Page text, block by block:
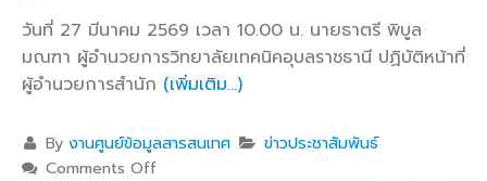
วันที่ 27 มีนาคม 2569 เวลา 10.00 น. นายธาตรี พิบูล
มณฑา ผู้อำนวยการวิทยาลัยเทคนิคอุบลราชธานี ปฏิบัติหน้าที่
ผู้อำนวยการสำนัก (เพิ่มเติม…)
Byงานศูนย์ข้อมูลสารสนเทศ
ข่าวประชาสัมพันธ์
Comments Off